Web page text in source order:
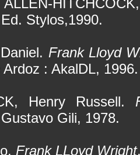
ALLEN-
Stylos,1990.
Frank Lloyd
Ardoz : AkalDL, 1996.
Henry Russell.
Gili, 1978.
Frank LLoyd Wright